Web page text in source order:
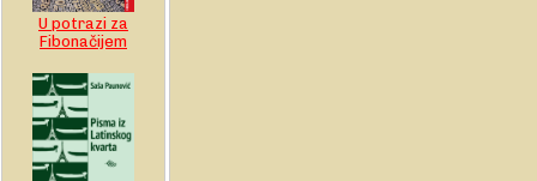
U potrazi za
Fibonačijem